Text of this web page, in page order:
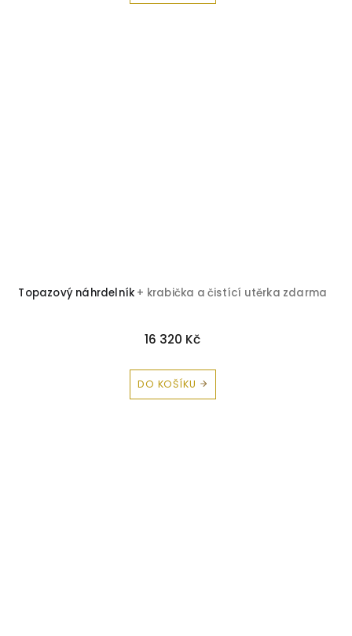
Topazový náhrdelník + krabička a čistící utěrka zdarma
16 320 Kč
DO KOŠÍKU